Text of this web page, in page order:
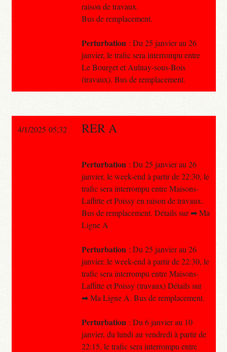
raison de travaux.
Bus de remplacement.
Perturbation : Du 25 janvier au 26
janvier, le trafic sera interrompu entre
Le Bourget et Aulnay-sous-Bois
(travaux). Bus de remplacement.
4/1/2025 05:32 RER A
Perturbation : Du 25 janvier au 26
janvier, le week-end à partir de 22:30, le
trafic sera interrompu entre Maisons-
Laffitte et Poissy en raison de travaux.
Bus de remplacement. Détails sur ➡ Ma
Ligne A
Perturbation : Du 25 janvier au 26
janvier, le week-end à partir de 22:30, le
trafic sera interrompu entre Maisons-
Laffitte et Poissy (travaux) Détails sur
➡ Ma Ligne A. Bus de remplacement.
Perturbation : Du 6 janvier au 10
janvier, du lundi au vendredi à partir de
22:15, le trafic sera interrompu entre